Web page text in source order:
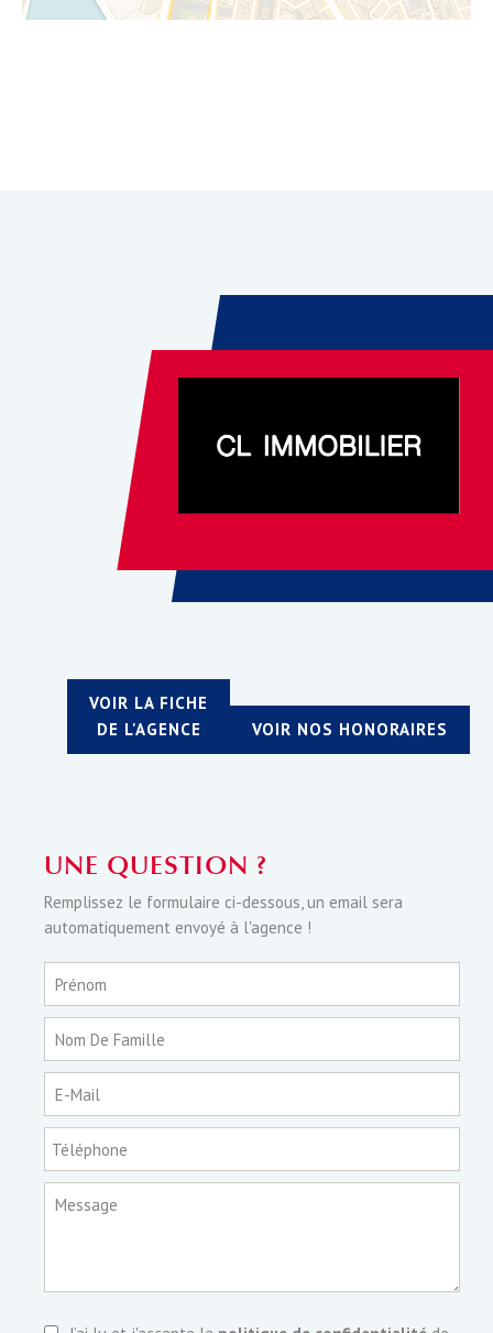
VOIR LA FICHE
DE L'AGENCE
VOIR NOS HONORAIRES
UNE QUESTION ?
Remplissez le formulaire ci-dessous, un email sera
automatiquement envoyé à l'agence !
Prénom
Nom De Famille
E-Mail
Téléphone
Message